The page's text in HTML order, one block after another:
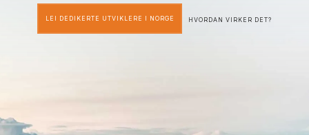
LEI DEDIKERTE UTVIKLERE I NORGE HVORDAN VIRKER DET?